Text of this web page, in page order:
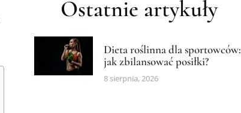
Ostatnie artykuły
Dieta roślinna dla sportowców:
jak zbilansować posiłki?
8 sierpnia, 2026